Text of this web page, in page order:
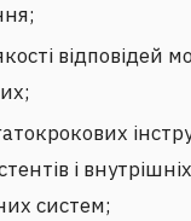
відповідей
і внутрішніх
систем;